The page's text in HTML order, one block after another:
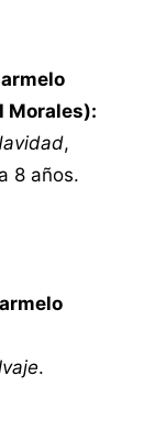
Morales):
,
8 años.
.